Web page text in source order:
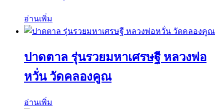
อ่านเพิ่ม
ปาดตาล รุ่นรวยมหาเศรษฐี หลวงพ่อ
หวั่น วัดคลองคูณ
อ่านเพิ่ม